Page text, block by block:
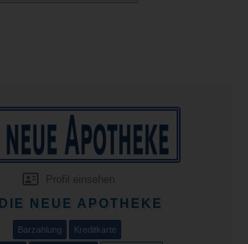
Profil einsehen
DIE NEUE APOTHEKE
Barzahlung Kreditkarte